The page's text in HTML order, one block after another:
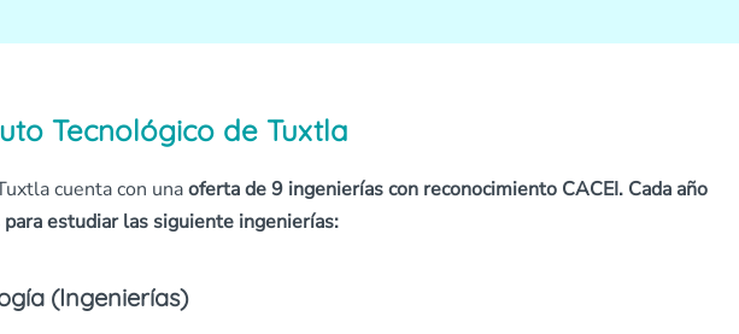
Tecnológico de Tuxtla
cuenta con unaoferta de 9 ingenierías con reconocimiento CACEI. Cada año
estudiar las siguiente ingenierías:
(Ingenierías)